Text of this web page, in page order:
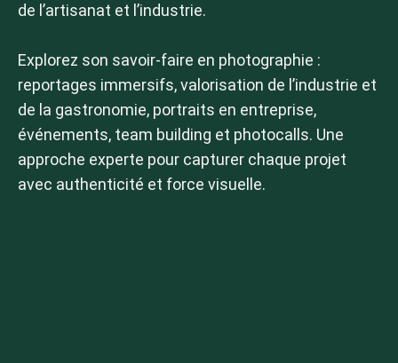
de l’artisanat et l’industrie.
Explorez son savoir-faire en photographie :
reportages immersifs, valorisation de l’industrie et
de la gastronomie, portraits en entreprise,
événements, team building et photocalls. Une
approche experte pour capturer chaque projet
avec authenticité et force visuelle.